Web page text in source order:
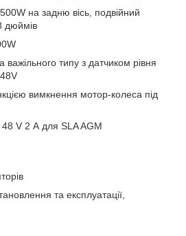
на задню вісь, подвійний
дюймів
важільного типу з датчиком рівня
вимкнення мотор-колеса під
V 2 А для SLA AGM
та експлуатації,